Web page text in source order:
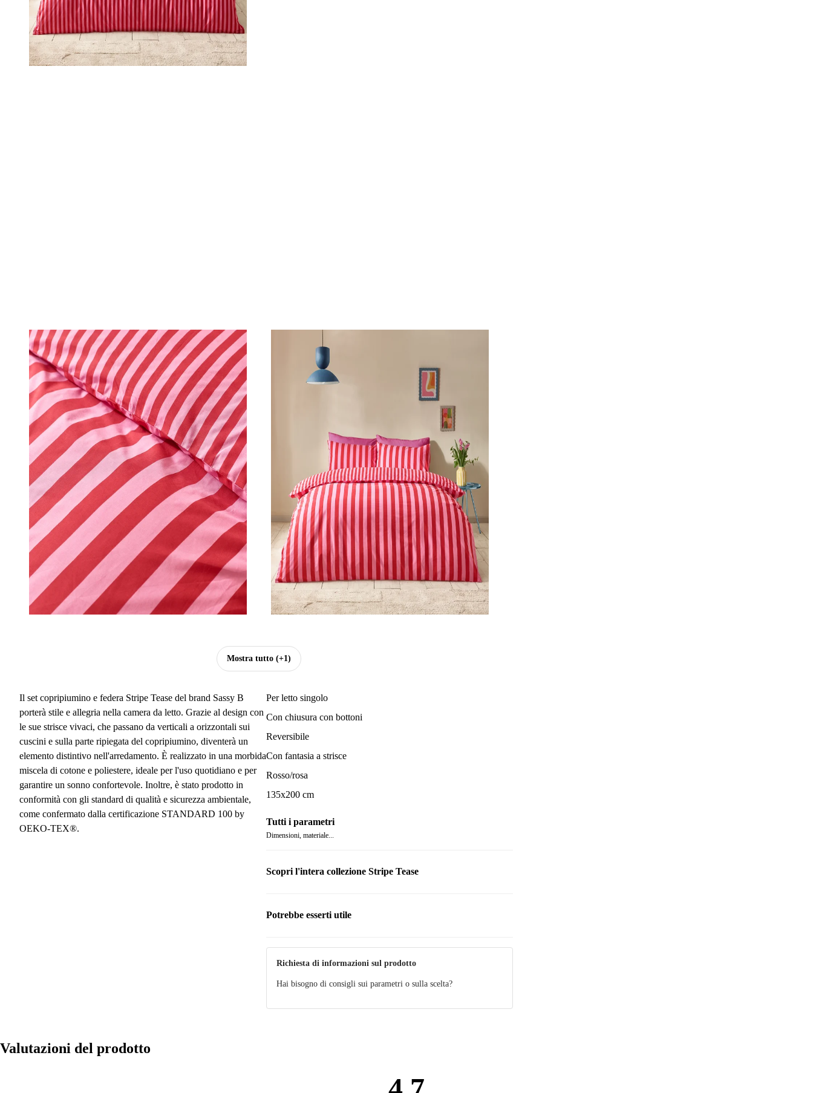
Mostra tutto (+1)
Il set copripiumino e federa Stripe Tease del brand Sassy B
porterà stile e allegria nella camera da letto. Grazie al design con
le sue strisce vivaci, che passano da verticali a orizzontali sui
cuscini e sulla parte ripiegata del copripiumino, diventerà un
elemento distintivo nell'arredamento. È realizzato in una morbida
miscela di cotone e poliestere, ideale per l'uso quotidiano e per
garantire un sonno confortevole. Inoltre, è stato prodotto in
conformità con gli standard di qualità e sicurezza ambientale,
come confermato dalla certificazione STANDARD 100 by
OEKO-TEX®.
Per letto singolo
Con chiusura con bottoni
Reversibile
Con fantasia a strisce
Rosso/rosa
135x200 cm
Tutti i parametri
Dimensioni, materiale...
Scopri l'intera collezione Stripe Tease
Potrebbe esserti utile
Richiesta di informazioni sul prodotto
Hai bisogno di consigli sui parametri o sulla scelta?
Valutazioni del prodotto